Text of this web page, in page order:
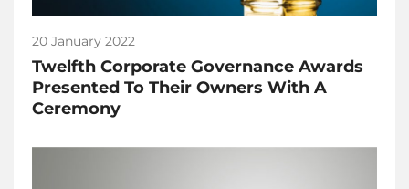
20 January 2022
Twelfth Corporate Governance Awards
Presented To Their Owners With A
Ceremony